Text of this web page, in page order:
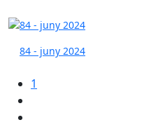
84 - juny 2024
1